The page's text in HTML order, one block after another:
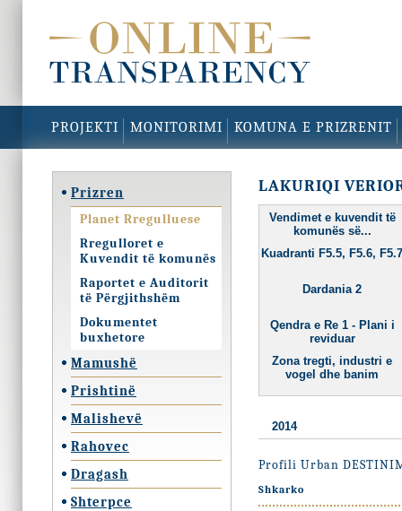
PROJEKTI MONITORIMI KOMUNA E PRIZRENIT
Prizren
Planet Rregulluese
Rregulloret e
Kuvendit të komunës
Raportet e Auditorit
të Përgjithshëm
Dokumentet
buxhetore
Mamushë
Prishtinë
Malishevë
Rahovec
Dragash
Shterpce
LAKURIQI
Vendimet e kuvendit të
komunës së...
Kuadranti F5.5, F5.6,
Dardania 2
Qendra e Re 1 - Plani i
reviduar
Zona tregti, industri e
vogel dhe banim
2014
Profili Urban
Shkarko